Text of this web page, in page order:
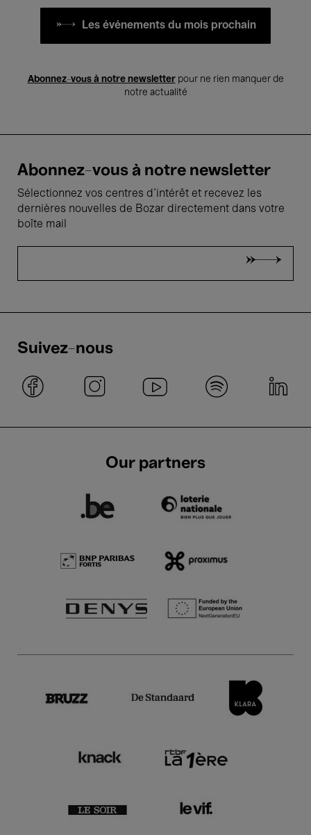
Les événements du mois prochain
Abonnez-vous à notre newsletterpour ne rien manquer de
notre actualité
Abonnez-vous à notre newsletter
Sélectionnez vos centres d'intérêt et recevez les
dernières nouvelles de Bozar directement dans votre
boîte mail
Suivez-nous
Our partners